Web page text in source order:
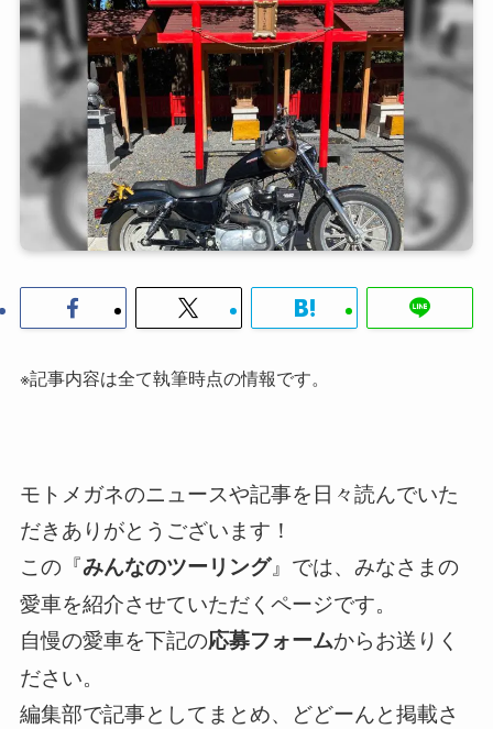
※記事内容は全て執筆時点の情報です。
モトメガネのニュースや記事を日々読んでいた
だきありがとうございます！
この『みんなのツーリング』では、みなさまの
愛車を紹介させていただくページです。
自慢の愛車を下記の応募フォームからお送りく
ださい。
編集部で記事としてまとめ、どどーんと掲載さ